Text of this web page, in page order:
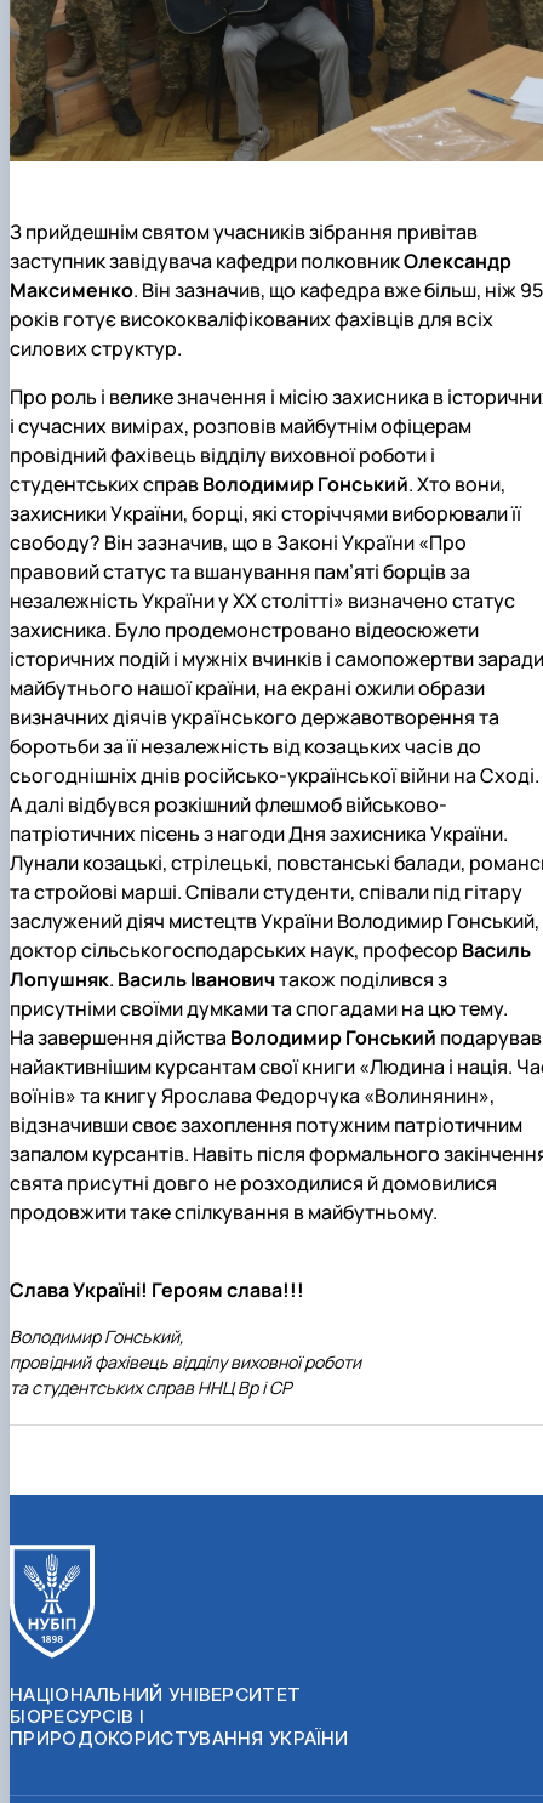
З прийдешнім святом учасників зібрання привітав
заступник завідувача кафедри полковникОлександр
Максименко. Він зазначив, що кафедра вже більш, ніж 95
років готує висококваліфікованих фахівців для всіх
силових структур.
Про роль і велике значення і місію захисника в
і сучасних вимірах, розповів майбутнім офіцерам
провідний фахівець відділу виховної роботи і
студентських справВолодимир Гонський. Хто вони,
захисники України, борці, які сторіччями виборювали її
свободу? Він зазначив, що в Законі України «Про
правовий статус та вшанування пам’яті борців за
незалежність України у XX столітті» визначено статус
захисника. Було продемонстровано відеосюжети
історичних подій і мужніх вчинків і самопожертви заради
майбутнього нашої країни, на екрані ожили образи
визначних діячів українського державотворення та
боротьби за її незалежність від козацьких часів до
сьогоднішніх днів російсько-української війни на Сході.
А далі відбувся розкішний флешмоб військово-
патріотичних пісень з нагоди Дня захисника України.
Лунали козацькі, стрілецькі, повстанські балади,
та стройові марші. Співали студенти, співали під гітару
заслужений діяч мистецтв України Володимир Гонський,
доктор сільськогосподарських наук, професор Василь
Лопушняк. Василь Івановичтакож поділився з
присутніми своїми думками та спогадами на цю тему.
На завершення дійства Володимир Гонський подарував
найактивнішим курсантам свої книги «Людина і нація.
воїнів» та книгу Ярослава Федорчука «Волинянин»,
відзначивши своє захоплення потужним патріотичним
запалом курсантів. Навіть після формального
свята присутні довго не розходилися й домовилися
продовжити таке спілкування в майбутньому.
Слава Україні! Героям слава!!!
Володимир Гонський,
провідний фахівець відділу виховної роботи
та студентських справ ННЦ Вр і СР
НАЦІОНАЛЬНИЙ УНІВЕРСИТЕТ
БІОРЕСУРСІВ І
ПРИРОДОКОРИСТУВАННЯ УКРАЇНИ